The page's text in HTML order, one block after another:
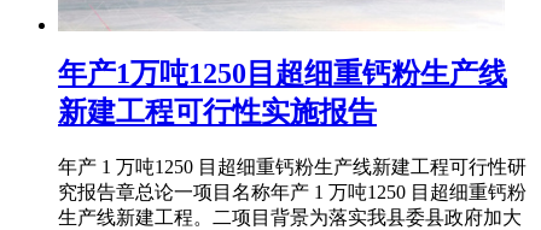
年产1万吨1250目超细重钙粉生产线
新建工程可行性实施报告
年产 1 万吨1250 目超细重钙粉生产线新建工程可行性研
究报告章总论一项目名称年产 1 万吨1250 目超细重钙粉
生产线新建工程。二项目背景为落实我县委县政府加大